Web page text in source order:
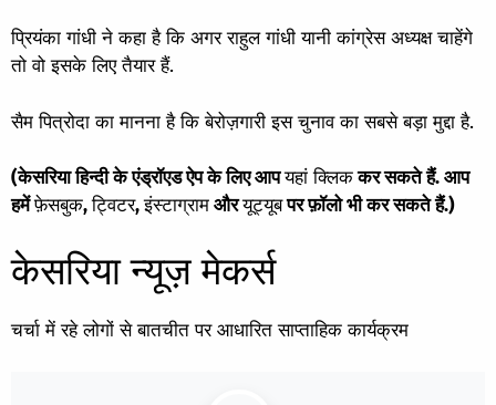
प्रियंका गांधी ने कहा है कि अगर राहुल गांधी यानी कांग्रेस अध्यक्ष चाहेंगे
तो वो इसके लिए तैयार हैं.
सैम पित्रोदा का मानना है कि बेरोज़गारी इस चुनाव का सबसे बड़ा मुद्दा है.
(केसरिया हिन्दी के एंड्रॉएड ऐप के लिए आपयहां क्लिककर सकते हैं. आप
हमेंफ़ेसबुक,ट्विटर,इंस्टाग्रामऔरयूट्यूबपर फ़ॉलो भी कर सकते हैं.)
केसरिया न्यूज़ मेकर्स
चर्चा में रहे लोगों से बातचीत पर आधारित साप्ताहिक कार्यक्रम